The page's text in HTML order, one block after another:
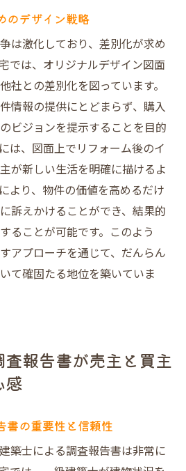
のデザイン戦略
は激化しており、差別化が求め
では、オリジナルデザイン図面
社との差別化を図っています。
情報の提供にとどまらず、購入
ビジョンを提示することを目的
は、図面上でリフォーム後のイ
が新しい生活を明確に描けるよ
より、物件の価値を高めるだけ
訴えかけることができ、結果的
ることが可能です。このよう
アプローチを通じて、だんらん
て確固たる地位を築いていま
報告書が売主と買主
感
書の重要性と信頼性
築士による調査報告書は非常に